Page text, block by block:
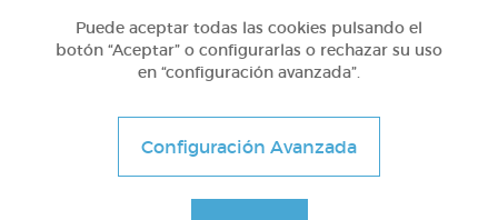
2º Primaria (7-8 años)
El director de orquesta
Puede aceptar todas las cookies pulsando el
botón “Aceptar” o configurarlas o rechazar su uso
en “configuración avanzada”.
Configuración Avanzada